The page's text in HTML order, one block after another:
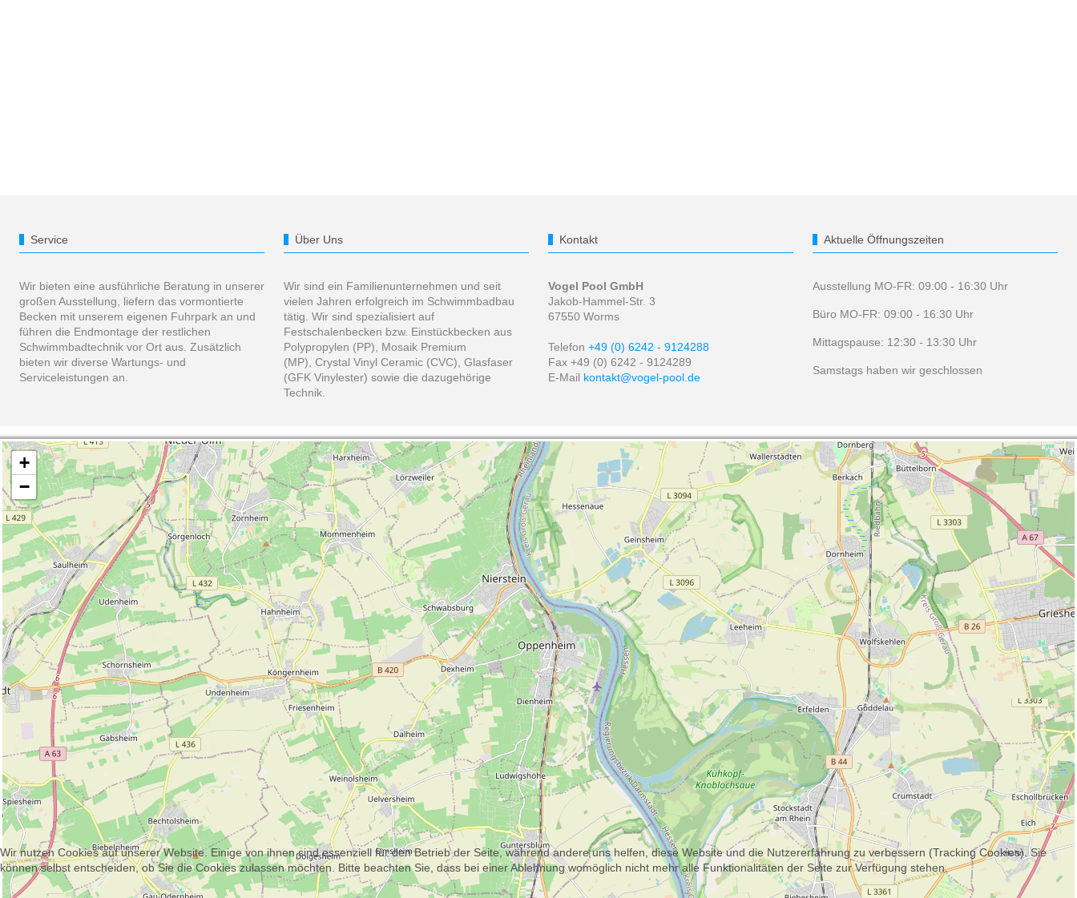
Service
Wir bieten eine ausführliche Beratung in unserer
großen Ausstellung, liefern das vormontierte
Becken mit unserem eigenen Fuhrpark an und
führen die Endmontage der restlichen
Schwimmbadtechnik vor Ort aus. Zusätzlich
bieten wir diverse Wartungs- und
Serviceleistungen an.
Über Uns
Wir sind ein Familienunternehmen und seit
vielen Jahren erfolgreich im Schwimmbadbau
tätig. Wir sind spezialisiert auf
Festschalenbecken bzw. Einstückbecken aus
Polypropylen (PP), Mosaik Premium
(MP), Crystal Vinyl Ceramic (CVC), Glasfaser
(GFK Vinylester) sowie die dazugehörige
Technik.
Kontakt
Vogel Pool GmbH
Jakob-Hammel-Str. 3
67550 Worms
Telefon +49 (0) 6242 - 9124288
Fax +49 (0) 6242 - 9124289
E-Mail kontakt@vogel-pool.de
Aktuelle Öffnungszeiten
Ausstellung MO-FR: 09:00 - 16:30 Uhr
Büro MO-FR: 09:00 - 16:30 Uhr
Mittagspause: 12:30 - 13:30 Uhr
Samstags haben wir geschlossen
+
−
Wir nutzen Cookies auf unserer Website. Einige von ihnen sind essenziell für den Betrieb der Seite, während andere uns helfen, diese Website und die Nutzererfahrung zu verbessern (Tracking Cookies). Sie
können selbst entscheiden, ob Sie die Cookies zulassen möchten. Bitte beachten Sie, dass bei einer Ablehnung womöglich nicht mehr alle Funktionalitäten der Seite zur Verfügung stehen.